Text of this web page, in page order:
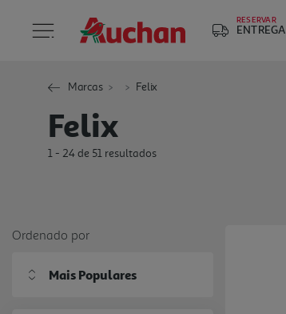
RESERVAR
ENTREGA
Marcas Felix
Felix
1 - 24 de 51 resultados
Ordenado por
Mais Populares